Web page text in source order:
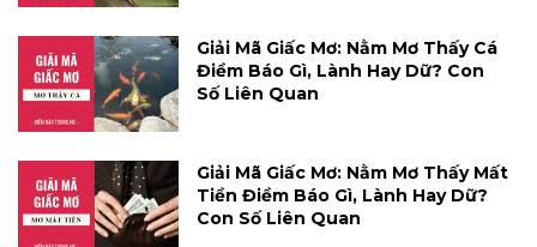
Giải Mã Giấc Mơ: Nằm Mơ Thấy Cá
Điềm Báo Gì, Lành Hay Dữ? Con
Số Liên Quan
Giải Mã Giấc Mơ: Nằm Mơ Thấy Mất
Tiền Điềm Báo Gì, Lành Hay Dữ?
Con Số Liên Quan